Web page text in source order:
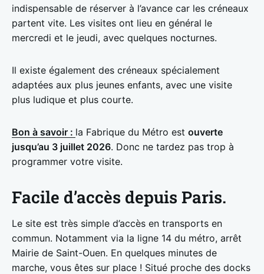
indispensable de réserver à l’avance car les créneaux
partent vite. Les visites ont lieu en général le
mercredi et le jeudi, avec quelques nocturnes.
Il existe également des créneaux spécialement
adaptées aux plus jeunes enfants, avec une visite
plus ludique et plus courte.
Bon à savoir : la Fabrique du Métro est ouverte
jusqu’au 3 juillet 2026. Donc ne tardez pas trop à
programmer votre visite.
Facile d’accès depuis Paris.
Le site est très simple d’accès en transports en
commun. Notamment via la ligne 14 du métro, arrêt
Mairie de Saint-Ouen. En quelques minutes de
marche, vous êtes sur place ! Situé proche des docks